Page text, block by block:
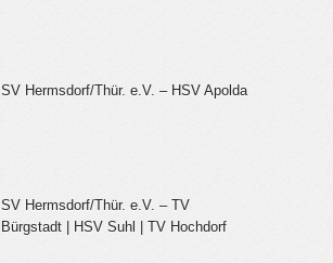
SV Hermsdorf/Thür. e.V. – HSV Apolda
SV Hermsdorf/Thür. e.V. – TV
Bürgstadt | HSV Suhl | TV Hochdorf